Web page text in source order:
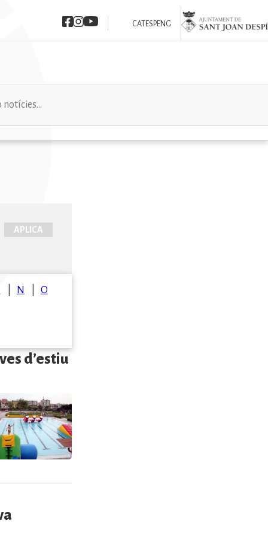
Imatge
Imatge
Imatge CAT ESPENG
Imatge
N O
d’estiu